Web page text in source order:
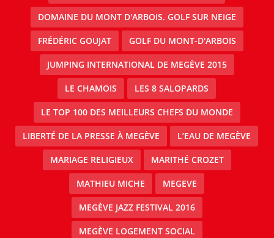
DOMAINE DU MONT D'ARBOIS. GOLF SUR NEIGE
FRÉDÉRIC GOUJAT GOLF DU MONT-D'ARBOIS
JUMPING INTERNATIONAL DE MEGÈVE 2015
LE CHAMOIS LES 8 SALOPARDS
LE TOP 100 DES MEILLEURS CHEFS DU MONDE
LIBERTÉ DE LA PRESSE À MEGÈVE L’EAU DE MEGÈVE
MARIAGE RELIGIEUX MARITHÉ CROZET
MATHIEU MICHE MEGEVE
MEGÈVE JAZZ FESTIVAL 2016
MEGÈVE LOGEMENT SOCIAL